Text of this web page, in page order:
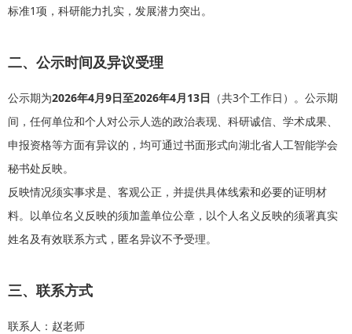
标准1项，科研能力扎实，发展潜力突出。
二、公示时间及异议受理
公示期为2026年4月9日至2026年4月13日 （共3个工作日）。公示期
间，任何单位和个人对公示人选的政治表现、科研诚信、学术成果、
申报资格等方面有异议的，均可通过书面形式向湖北省人工智能学会
秘书处反映。
反映情况须实事求是、客观公正，并提供具体线索和必要的证明材
料。以单位名义反映的须加盖单位公章，以个人名义反映的须署真实
姓名及有效联系方式，匿名异议不予受理。
三、联系方式
联系人：赵老师